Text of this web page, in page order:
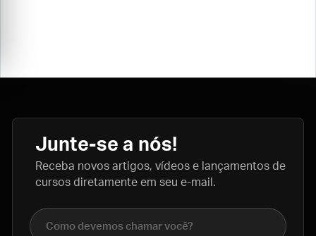
Junte-se a nós!
Receba novos artigos, vídeos e lançamentos de
cursos diretamente em seu e-mail.
Nome completo